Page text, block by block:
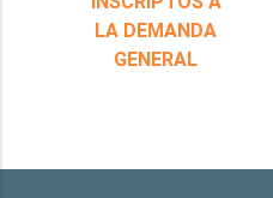
LA DEMANDA
GENERAL